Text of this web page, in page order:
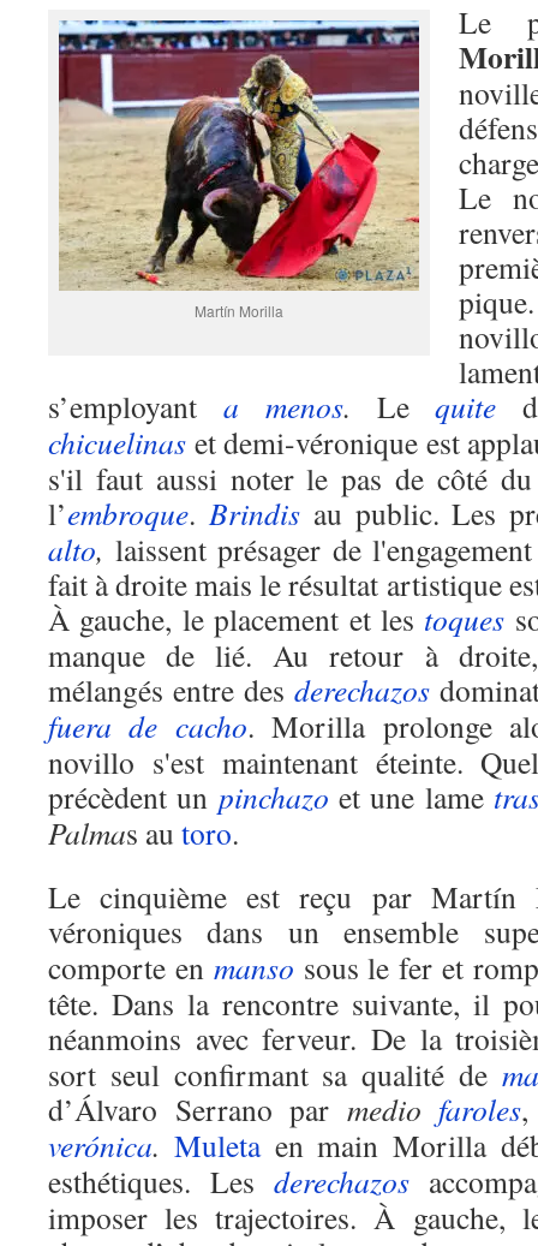
Martín Morilla
Le
Le
s’employant a menos. Lequite
chicuelinas et demi-véronique est
s'il faut aussi noter le pas de côté
l’embroque. Brindisau public. Les
alto, laissent présager de
fait à droite mais le résultat artistique
À gauche, le placement et les toques
manque de lié. Au retour à droite,
mélangés entre des derechazos
fuera de cacho. Morilla prolonge
novillo s'est maintenant éteinte.
précèdent un pinchazo et une lame
Palmas au toro.
Le cinquième est reçu par Martín
véroniques dans un ensemble
comporte en manso sous le fer et
tête. Dans la rencontre suivante, il
néanmoins avec ferveur. De la
sort seul confirmant sa qualité de
d’Álvaro Serrano par medio faroles
verónica. Muletaen main Morilla
esthétiques. Les derechazos
imposer les trajectoires. À gauche,